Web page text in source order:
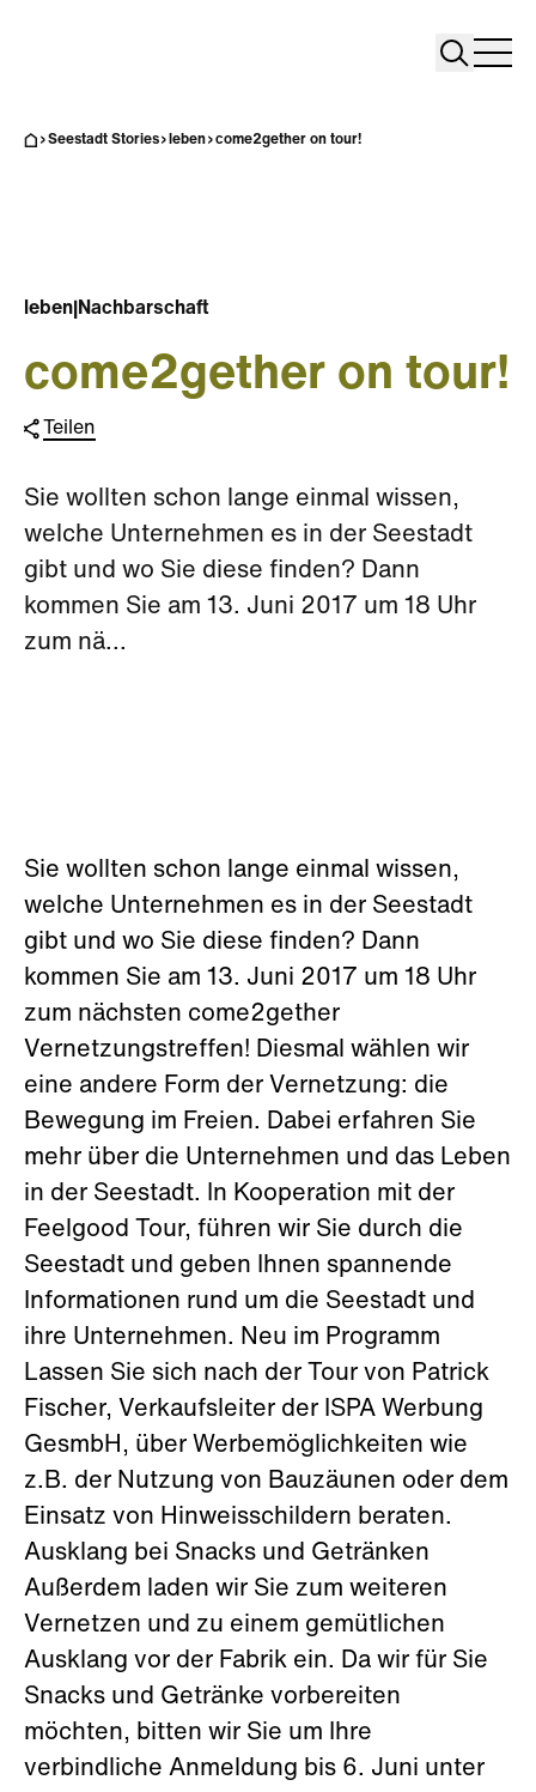
Search
Seestadt Stories leben come2gether on tour!
leben Nachbarschaft
come2gether on tour!
Teilen
Sie wollten schon lange einmal wissen,
welche Unternehmen es in der Seestadt
gibt und wo Sie diese finden? Dann
kommen Sie am 13. Juni 2017 um 18 Uhr
zum nä...
Sie wollten schon lange einmal wissen,
welche Unternehmen es in der Seestadt
gibt und wo Sie diese finden? Dann
kommen Sie am 13. Juni 2017 um 18 Uhr
zum nächsten come2gether
Vernetzungstreffen! Diesmal wählen wir
eine andere Form der Vernetzung: die
Bewegung im Freien. Dabei erfahren Sie
mehr über die Unternehmen und das Leben
in der Seestadt. In Kooperation mit der
Feelgood Tour, führen wir Sie durch die
Seestadt und geben Ihnen spannende
Informationen rund um die Seestadt und
ihre Unternehmen. Neu im Programm
Lassen Sie sich nach der Tour von Patrick
Fischer, Verkaufsleiter der ISPA Werbung
GesmbH, über Werbemöglichkeiten wie
z.B. der Nutzung von Bauzäunen oder dem
Einsatz von Hinweisschildern beraten.
Ausklang bei Snacks und Getränken
Außerdem laden wir Sie zum weiteren
Vernetzen und zu einem gemütlichen
Ausklang vor der Fabrik ein. Da wir für Sie
Snacks und Getränke vorbereiten
möchten, bitten wir Sie um Ihre
verbindliche Anmeldung bis 6. Juni unter